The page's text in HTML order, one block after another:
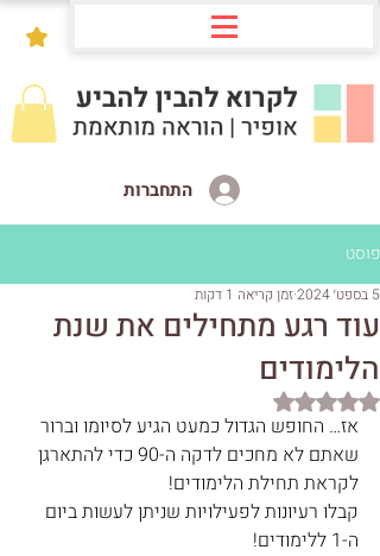
התחברות
פוסט
עוד רגע מתחילים את שנת
הלימודים
5 בספט׳ 2024 זמן קריאה 1 דקות
דירוג של NaN מתוך 5 כוכבים
אז… החופש הגדול כמעט הגיע לסיומו וברור
שאתם לא מחכים לדקה ה-90 כדי להתארגן
לקראת תחילת הלימודים!
קבלו רעיונות לפעילויות שניתן לעשות ביום
ה-1 ללימודים!